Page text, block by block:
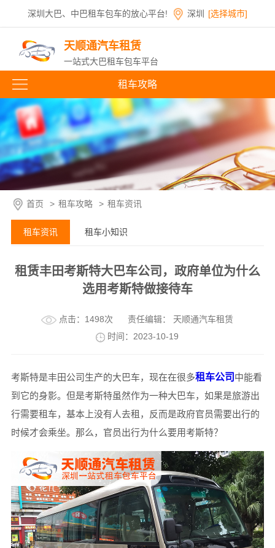
深圳大巴、中巴租车包车的放心平台! 深圳 [选择城市]
天顺通汽车租赁
一站式大巴租车包车平台
租车攻略
首页 > 租车攻略 > 租车资讯
租车资讯 租车小知识
租赁丰田考斯特大巴车公司，政府单位为什么
选用考斯特做接待车
点击：1498次
责任编辑： 天顺通汽车租赁
时间：2023-10-19
考斯特是丰田公司生产的大巴车，现在在很多租车公司 中能看
到它的身影。但是考斯特虽然作为一种大巴车，如果是旅游出
行需要租车，基本上没有人去租，反而是政府官员需要出行的
时候才会乘坐。那么，官员出行为什么要用考斯特？